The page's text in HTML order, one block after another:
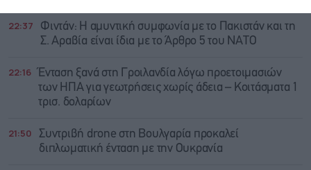
22:37
Φιντάν: Η αμυντική συμφωνία με το Πακιστάν και τη
Σ. Αραβία είναι ίδια με τo Άρθρο 5 του ΝΑΤΟ
22:16
Ένταση ξανά στη Γροιλανδία λόγω προετοιμασιών
των ΗΠΑ για γεωτρήσεις χωρίς άδεια – Κοιτάσματα 1
τρισ. δολαρίων
21:50
Συντριβή drone στη Βουλγαρία προκαλεί
διπλωματική ένταση με την Ουκρανία